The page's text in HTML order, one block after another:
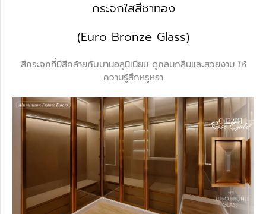
กระจกใสสีชาทอง
(Euro Bronze Glass)
สีกระจกที่มีสีคล้ายกับบานอลูมิเนียม ดูกลมกลืนและสวยงาม ให้
ความรู้สึกหรูหรา